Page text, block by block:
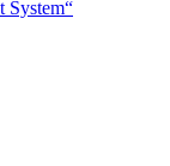
System“